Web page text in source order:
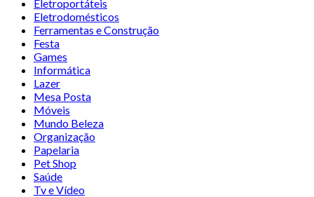
Eletroportáteis
Eletrodomésticos
Ferramentas e Construção
Festa
Games
Informática
Lazer
Mesa Posta
Móveis
Mundo Beleza
Organização
Papelaria
Pet Shop
Saúde
Tv e Vídeo